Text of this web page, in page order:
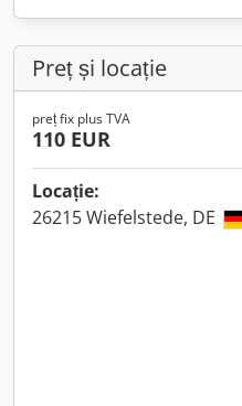
Preț și locație
preț fix plus TVA
110 EUR
Locație:
26215 Wiefelstede, DE